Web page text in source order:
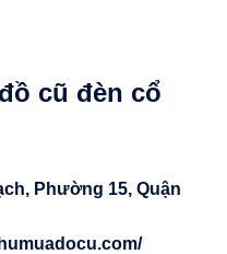
cũ đèn cổ
Phường 15, Quận